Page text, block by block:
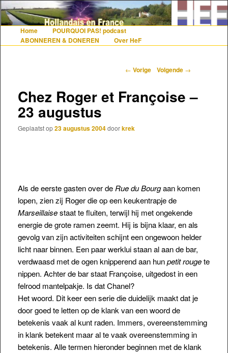
De gezelligste website voor Nederlanders die iets met Frankrijk hebben
HoofdmenuSpring naar de primaire inhoud
Spring naar de secundaire inhoud
Home
POURQUOI PAS! podcast
ABONNEREN & DONEREN
Over HeF
Berichtnavigatie
← Vorige Volgende →
Chez Roger et Françoise –
23 augustus
Geplaatst op23 augustus 2004doorkrek
Als de eerste gasten over deRue du Bourgaan komen
lopen, zien zij Roger die op een keukentrapje de
Marseillaisestaat te fluiten, terwijl hij met ongekende
energie de grote ramen zeemt. Hij is bijna klaar, en als
gevolg van zijn activiteiten schijnt een ongewoon helder
licht naar binnen. Een paar werklui staan al aan de bar,
verdwaasd met de ogen knipperend aan hunpetit rougete
nippen. Achter de bar staat Françoise, uitgedost in een
felrood mantelpakje. Is dat Chanel?
Het woord. Dit keer een serie die duidelijk maakt dat je
door goed te letten op de klank van een woord de
betekenis vaak al kunt raden. Immers, overeenstemming
in klank betekent maar al te vaak overeenstemming in
betekenis. Alle termen hieronder beginnen met de klank